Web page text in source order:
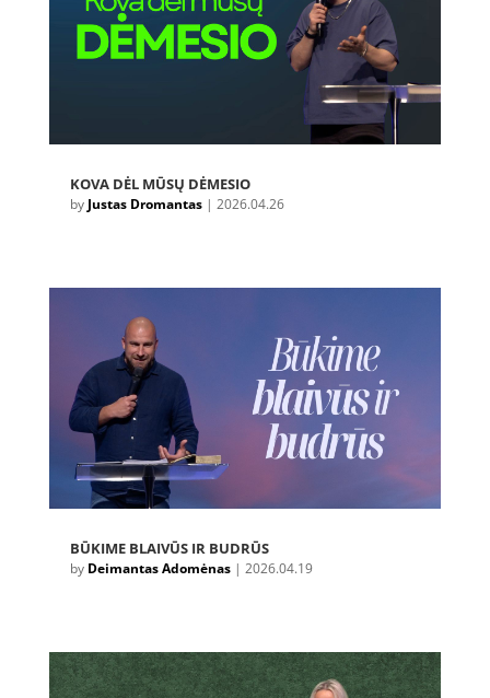
KOVA DĖL MŪSŲ DĖMESIO
by Justas Dromantas| 2026.04.26
BŪKIME BLAIVŪS IR BUDRŪS
by Deimantas Adomėnas| 2026.04.19